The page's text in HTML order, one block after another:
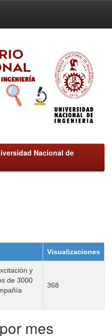
Nacional de
Visualizaciones
y
de 3000
368
mes